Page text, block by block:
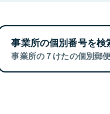
事業所の個別番号を検
事業所の７けたの個別郵